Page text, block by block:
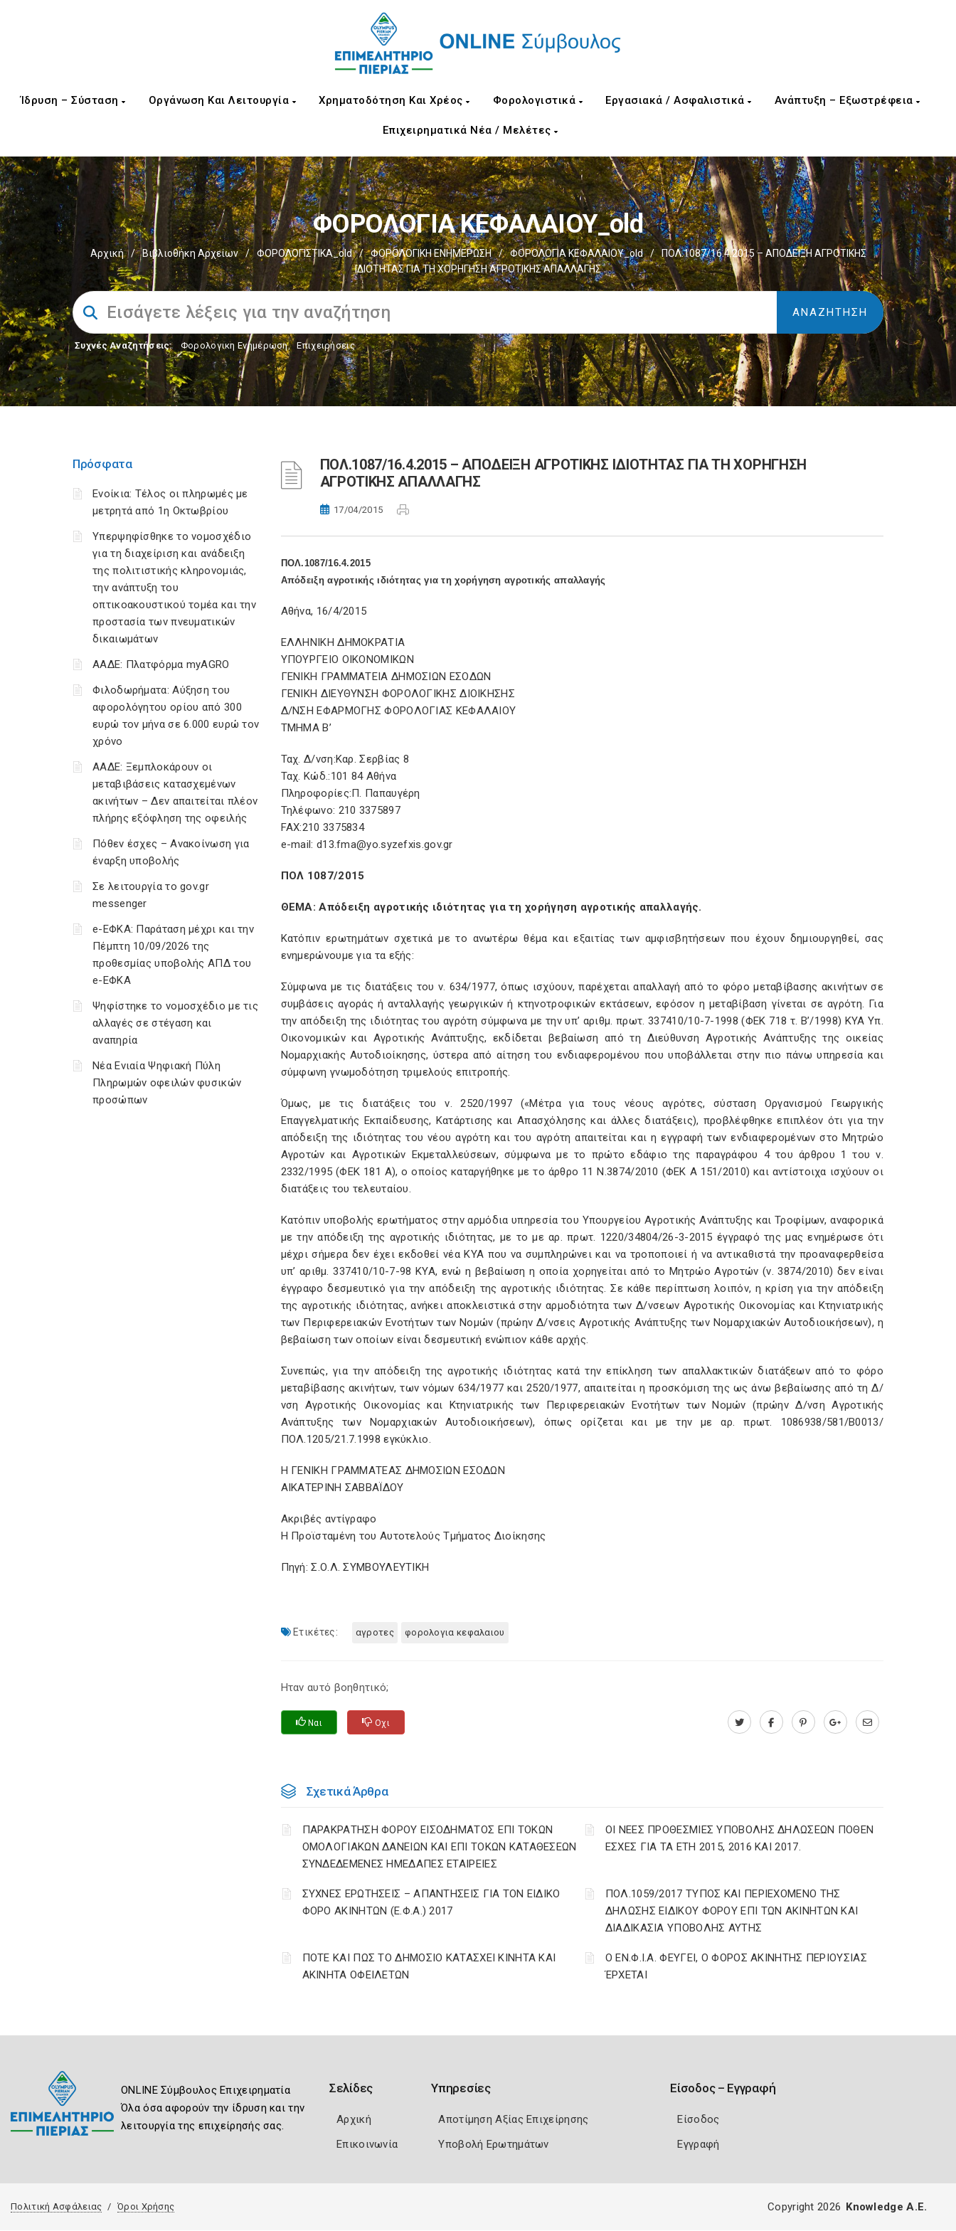
Ίδρυση – Σύσταση Οργάνωση Και Λειτουργία Χρηματοδότηση Και Χρέος Φορολογιστικά Εργασιακά / Ασφαλιστικά Ανάπτυξη – Εξωστρέφεια
Επιχειρηματικά Νέα / Μελέτες
ΦΟΡΟΛΟΓΙΑ ΚΕΦΑΛΑΙΟΥ_old
Αρχική / Βιβλιοθήκη Αρχείων / ΦΟΡΟΛΟΓΙΣΤΙΚΑ_old / ΦΟΡΟΛΟΓΙΚΗ ΕΝΗΜΕΡΩΣΗ / ΦΟΡΟΛΟΓΙΑ ΚΕΦΑΛΑΙΟΥ_old /
ΠΟΛ.1087/16.4.2015 – ΑΠΟΔΕΙΞΗ ΑΓΡΟΤΙΚΗΣ
ΙΔΙΟΤΗΤΑΣ ΓΙΑ ΤΗ ΧΟΡΗΓΗΣΗ ΑΓΡΟΤΙΚΗΣ ΑΠΑΛΛΑΓΗΣ
Συχνές Αναζητήσεις: Φορολογικη Ενημέρωση, Επιχειρήσεις
Πρόσφατα
Ενοίκια: Τέλος οι πληρωμές με
μετρητά από 1η Οκτωβρίου
Υπερψηφίσθηκε το νομοσχέδιο
για τη διαχείριση και ανάδειξη
της πολιτιστικής κληρονομιάς,
την ανάπτυξη του
οπτικοακουστικού τομέα και την
προστασία των πνευματικών
δικαιωμάτων
ΑΑΔΕ: Πλατφόρμα myAGRO
Φιλοδωρήματα: Αύξηση του
αφορολόγητου ορίου από 300
ευρώ τον μήνα σε 6.000 ευρώ τον
χρόνο
ΑΑΔΕ: Ξεμπλοκάρουν οι
μεταβιβάσεις κατασχεμένων
ακινήτων – Δεν απαιτείται πλέον
πλήρης εξόφληση της οφειλής
Πόθεν έσχες – Ανακοίνωση για
έναρξη υποβολής
Σε λειτουργία το gov.gr
messenger
e-ΕΦΚΑ: Παράταση μέχρι και την
Πέμπτη 10/09/2026 της
προθεσμίας υποβολής ΑΠΔ του
e-ΕΦΚΑ
Ψηφίστηκε το νομοσχέδιο με τις
αλλαγές σε στέγαση και
αναπηρία
Νέα Ενιαία Ψηφιακή Πύλη
Πληρωμών οφειλών φυσικών
προσώπων
ΠΟΛ.1087/16.4.2015 – ΑΠΟΔΕΙΞΗ ΑΓΡΟΤΙΚΗΣ ΙΔΙΟΤΗΤΑΣ ΓΙΑ ΤΗ ΧΟΡΗΓΗΣΗ
ΑΓΡΟΤΙΚΗΣ ΑΠΑΛΛΑΓΗΣ
17/04/2015
ΠΟΛ.1087/16.4.2015
Απόδειξη αγροτικής ιδιότητας για τη χορήγηση αγροτικής απαλλαγής
Αθήνα, 16/4/2015
ΕΛΛΗΝΙΚΗ ΔΗΜΟΚΡΑΤΙΑ
ΥΠΟΥΡΓΕΙΟ ΟΙΚΟΝΟΜΙΚΩΝ
ΓΕΝΙΚΗ ΓΡΑΜΜΑΤΕΙΑ ΔΗΜΟΣΙΩΝ ΕΣΟΔΩΝ
ΓΕΝΙΚΗ ΔΙΕΥΘΥΝΣΗ ΦΟΡΟΛΟΓΙΚΗΣ ΔΙΟΙΚΗΣΗΣ
Δ/ΝΣΗ ΕΦΑΡΜΟΓΗΣ ΦΟΡΟΛΟΓΙΑΣ ΚΕΦΑΛΑΙΟΥ
ΤΜΗΜΑ Β’
Ταχ. Δ/νση:Καρ. Σερβίας 8
Ταχ. Κώδ.:101 84 Αθήνα
Πληροφορίες:Π. Παπαυγέρη
Τηλέφωνο: 210 3375897
FAX:210 3375834
e-mail: d13.fma@yo.syzefxis.gov.gr
ΠΟΛ 1087/2015
ΘΕΜΑ: Απόδειξη αγροτικής ιδιότητας για τη χορήγηση αγροτικής απαλλαγής.
Κατόπιν ερωτημάτων σχετικά με το ανωτέρω θέμα και εξαιτίας των αμφισβητήσεων που έχουν δημιουργηθεί, σας
ενημερώνουμε για τα εξής:
Σύμφωνα με τις διατάξεις του ν. 634/1977, όπως ισχύουν, παρέχεται απαλλαγή από το φόρο μεταβίβασης ακινήτων σε
συμβάσεις αγοράς ή ανταλλαγής γεωργικών ή κτηνοτροφικών εκτάσεων, εφόσον η μεταβίβαση γίνεται σε αγρότη. Για
την απόδειξη της ιδιότητας του αγρότη σύμφωνα με την υπ’ αριθμ. πρωτ. 337410/10-7-1998 (ΦΕΚ 718 τ. Β’/1998) ΚΥΑ Υπ.
Οικονομικών και Αγροτικής Ανάπτυξης, εκδίδεται βεβαίωση από τη Διεύθυνση Αγροτικής Ανάπτυξης της οικείας
Νομαρχιακής Αυτοδιοίκησης, ύστερα από αίτηση του ενδιαφερομένου που υποβάλλεται στην πιο πάνω υπηρεσία και
σύμφωνη γνωμοδότηση τριμελούς επιτροπής.
Όμως, με τις διατάξεις του ν. 2520/1997 («Μέτρα για τους νέους αγρότες, σύσταση Οργανισμού Γεωργικής
Επαγγελματικής Εκπαίδευσης, Κατάρτισης και Απασχόλησης και άλλες διατάξεις), προβλέφθηκε επιπλέον ότι για την
απόδειξη της ιδιότητας του νέου αγρότη και του αγρότη απαιτείται και η εγγραφή των ενδιαφερομένων στο Μητρώο
Αγροτών και Αγροτικών Εκμεταλλεύσεων, σύμφωνα με το πρώτο εδάφιο της παραγράφου 4 του άρθρου 1 του ν.
2332/1995 (ΦΕΚ 181 Α), ο οποίος καταργήθηκε με το άρθρο 11 Ν.3874/2010 (ΦΕΚ Α 151/2010) και αντίστοιχα ισχύουν οι
διατάξεις του τελευταίου.
Κατόπιν υποβολής ερωτήματος στην αρμόδια υπηρεσία του Υπουργείου Αγροτικής Ανάπτυξης και Τροφίμων, αναφορικά
με την απόδειξη της αγροτικής ιδιότητας, με το με αρ. πρωτ. 1220/34804/26-3-2015 έγγραφό της μας ενημέρωσε ότι
μέχρι σήμερα δεν έχει εκδοθεί νέα ΚΥΑ που να συμπληρώνει και να τροποποιεί ή να αντικαθιστά την προαναφερθείσα
υπ’ αριθμ. 337410/10-7-98 ΚΥΑ, ενώ η βεβαίωση η οποία χορηγείται από το Μητρώο Αγροτών (ν. 3874/2010) δεν είναι
έγγραφο δεσμευτικό για την απόδειξη της αγροτικής ιδιότητας. Σε κάθε περίπτωση λοιπόν, η κρίση για την απόδειξη
της αγροτικής ιδιότητας, ανήκει αποκλειστικά στην αρμοδιότητα των Δ/νσεων Αγροτικής Οικονομίας και Κτηνιατρικής
των Περιφερειακών Ενοτήτων των Νομών (πρώην Δ/νσεις Αγροτικής Ανάπτυξης των Νομαρχιακών Αυτοδιοικήσεων), η
βεβαίωση των οποίων είναι δεσμευτική ενώπιον κάθε αρχής.
Συνεπώς, για την απόδειξη της αγροτικής ιδιότητας κατά την επίκληση των απαλλακτικών διατάξεων από το φόρο
μεταβίβασης ακινήτων, των νόμων 634/1977 και 2520/1977, απαιτείται η προσκόμιση της ως άνω βεβαίωσης από τη Δ/
νση Αγροτικής Οικονομίας και Κτηνιατρικής των Περιφερειακών Ενοτήτων των Νομών (πρώην Δ/νση Αγροτικής
Ανάπτυξης των Νομαρχιακών Αυτοδιοικήσεων), όπως ορίζεται και με την με αρ. πρωτ. 1086938/581/Β0013/
ΠΟΛ.1205/21.7.1998 εγκύκλιο.
Η ΓΕΝΙΚΗ ΓΡΑΜΜΑΤΕΑΣ ΔΗΜΟΣΙΩΝ ΕΣΟΔΩΝ
ΑΙΚΑΤΕΡΙΝΗ ΣΑΒΒΑΪΔΟΥ
Ακριβές αντίγραφο
Η Προϊσταμένη του Αυτοτελούς Τμήματος Διοίκησης
Πηγή: Σ.Ο.Λ. ΣΥΜΒΟΥΛΕΥΤΙΚΗ
Ετικέτες: αγροτες φορολογια κεφαλαιου
Ηταν αυτό βοηθητικό;
Ναι Οχι
Σχετικά Άρθρα
ΠΑΡΑΚΡΑΤΗΣΗ ΦΟΡΟΥ ΕΙΣΟΔΗΜΑΤΟΣ ΕΠΙ ΤΟΚΩΝ
ΟΜΟΛΟΓΙΑΚΩΝ ΔΑΝΕΙΩΝ ΚΑΙ ΕΠΙ ΤΟΚΩΝ ΚΑΤΑΘΕΣΕΩΝ
ΣΥΝΔΕΔΕΜΕΝΕΣ ΗΜΕΔΑΠΕΣ ΕΤΑΙΡΕΙΕΣ
ΟΙ ΝΕΕΣ ΠΡΟΘΕΣΜΙΕΣ ΥΠΟΒΟΛΗΣ ΔΗΛΩΣΕΩΝ ΠΟΘΕΝ
ΕΣΧΕΣ ΓΙΑ ΤΑ ΕΤΗ 2015, 2016 ΚΑΙ 2017.
ΣΥΧΝΕΣ ΕΡΩΤΗΣΕΙΣ – ΑΠΑΝΤΗΣΕΙΣ ΓΙΑ ΤΟΝ ΕΙΔΙΚΟ
ΦΟΡΟ ΑΚΙΝΗΤΩΝ (Ε.Φ.Α.) 2017
ΠΟΛ.1059/2017 ΤΥΠΟΣ ΚΑΙ ΠΕΡΙΕΧΟΜΕΝΟ ΤΗΣ
ΔΗΛΩΣΗΣ ΕΙΔΙΚΟΥ ΦΟΡΟΥ ΕΠΙ ΤΩΝ ΑΚΙΝΗΤΩΝ ΚΑΙ
ΔΙΑΔΙΚΑΣΙΑ ΥΠΟΒΟΛΗΣ ΑΥΤΗΣ
ΠΟΤΕ ΚΑΙ ΠΩΣ ΤΟ ΔΗΜΟΣΙΟ ΚΑΤΑΣΧΕΙ ΚΙΝΗΤΑ ΚΑΙ
ΑΚΙΝΗΤΑ ΟΦΕΙΛΕΤΩΝ
Ο ΕΝ.Φ.Ι.Α. ΦΕΥΓΕΙ, Ο ΦΟΡΟΣ ΑΚΙΝΗΤΗΣ ΠΕΡΙΟΥΣΙΑΣ
ΈΡΧΕΤΑΙ
ONLINE Σύμβουλος Επιχειρηματία
Όλα όσα αφορούν την ίδρυση και την
λειτουργία της επιχείρησής σας.
Σελίδες
Αρχική
Επικοινωνία
Υπηρεσίες
Αποτίμηση Αξίας Επιχείρησης
Υποβολή Ερωτημάτων
Είσοδος – Εγγραφή
Είσοδος
Εγγραφή
Πολιτική Ασφάλειας Όροι Χρήσης Copyright 2026 Knowledge A.E.